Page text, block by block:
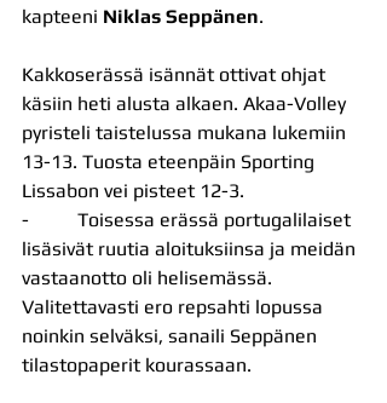
kapteeni Niklas Seppänen.
Kakkoserässä isännät ottivat ohjat
käsiin heti alusta alkaen. Akaa-Volley
pyristeli taistelussa mukana lukemiin
13-13. Tuosta eteenpäin Sporting
Lissabon vei pisteet 12-3.
-          Toisessa erässä portugalilaiset
lisäsivät ruutia aloituksiinsa ja meidän
vastaanotto oli helisemässä.
Valitettavasti ero repsahti lopussa
noinkin selväksi, sanaili Seppänen
tilastopaperit kourassaan.